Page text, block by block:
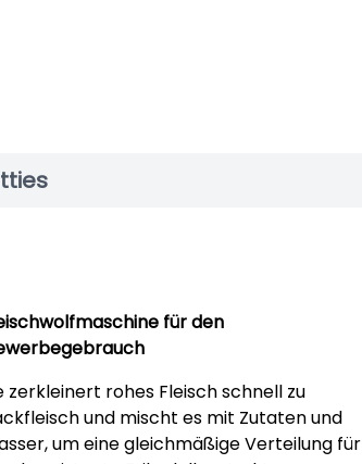
für den
zerkleinert rohes Fleisch schnell zu
und mischt es mit Zutaten und
um eine gleichmäßige Verteilung für